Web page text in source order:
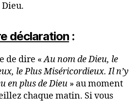
déclaration :
de dire «Au nom de Dieu, le
le Plus Miséricordieux. Il n’y
en plus de Dieu » au moment
chaque matin. Si vous